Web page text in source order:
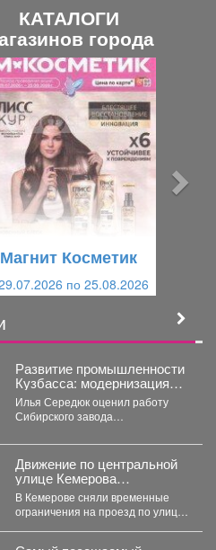
КАТАЛОГИ
города
Магнит Косметик
по 25.08.2026
Развитие промышленности
Кузбасса: модернизация
Сибирского завода
металлических
конструкций
Илья Середюк оценил работу
Сибирского завода
обсудил модернизацию с
«Сибшахтострой». В...
Движение по центральной
улице Кемерова
восстановили
В Кемерове сняли временные
ограничения на проезд по улице